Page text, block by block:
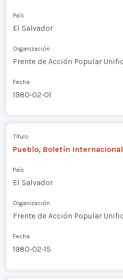
País
El Salvador
Organización
Frente de Acción Popular
Fecha
1980-02-01
Título
Pueblo, Boletín
País
El Salvador
Organización
Frente de Acción Popular
Fecha
1980-02-15